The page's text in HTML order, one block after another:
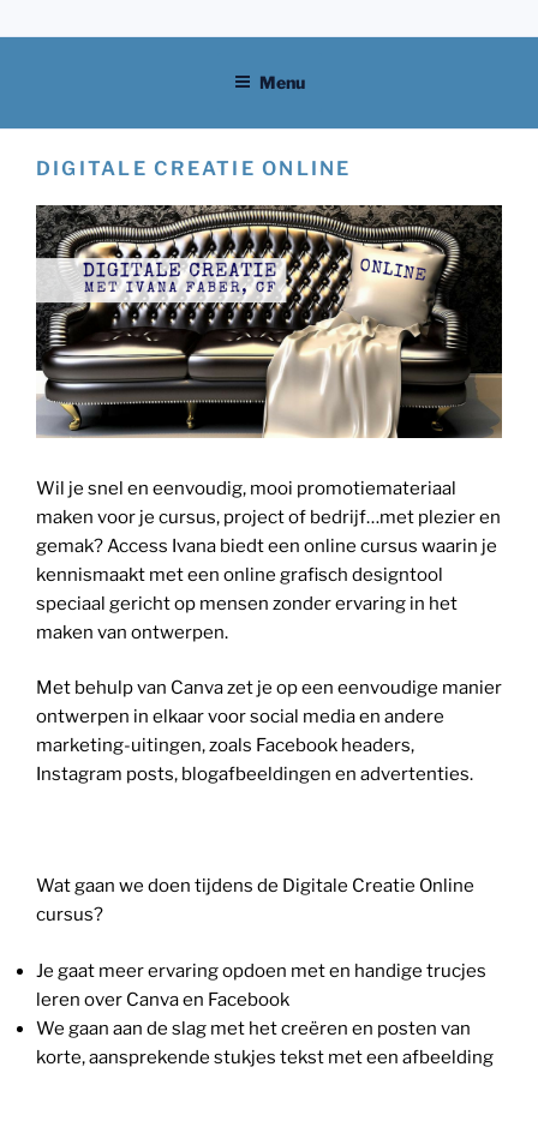
to
Menu
DIGITALE CREATIE ONLINE
Wil je snel en eenvoudig, mooi promotiemateriaal
maken voor je cursus, project of bedrijf…met plezier en
gemak? Access Ivana biedt een online cursus waarin je
kennismaakt met een online grafisch designtool
speciaal gericht op mensen zonder ervaring in het
maken van ontwerpen.
Met behulp van Canva zet je op een eenvoudige manier
ontwerpen in elkaar voor social media en andere
marketing-uitingen, zoals Facebook headers,
Instagram posts, blogafbeeldingen en advertenties.
Wat gaan we doen tijdens de Digitale Creatie Online
cursus?
Je gaat meer ervaring opdoen met en handige trucjes
leren over Canva en Facebook
We gaan aan de slag met het creëren en posten van
korte, aansprekende stukjes tekst met een afbeelding